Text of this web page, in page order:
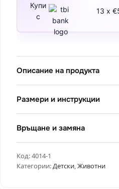
Купи
с
13 x
Описание на продукта
Размери и инструкции
Връщане и замяна
Код:4014-1
Категории:Детски,Животни